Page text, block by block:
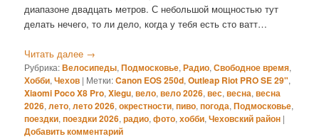
диапазоне двадцать метров. С небольшой мощностью тут
делать нечего, то ли дело, когда у тебя есть сто ватт…
Читать далее →
Рубрика:Велосипеды,Подмосковье,Радио,Свободное время,
Хобби,Чехов | Метки:Canon EOS 250d,Outleap Riot PRO SE 29",
Xiaomi Poco X8 Pro,Xiegu,вело,вело 2026,вес,весна,весна
2026,лето,лето 2026,окрестности,пиво,погода,Подмосковье,
поездки,поездки 2026,радио,фото,хобби,Чеховский район |
Добавить комментарий